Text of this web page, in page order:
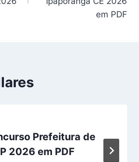
em PDF
Prefeitura de
2026 em PDF